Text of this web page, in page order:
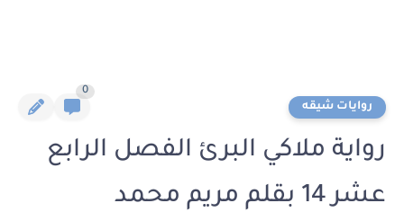
روايات شيقه
0
رواية ملاكي البرئ الفصل الرابع
عشر 14 بقلم مريم محمد